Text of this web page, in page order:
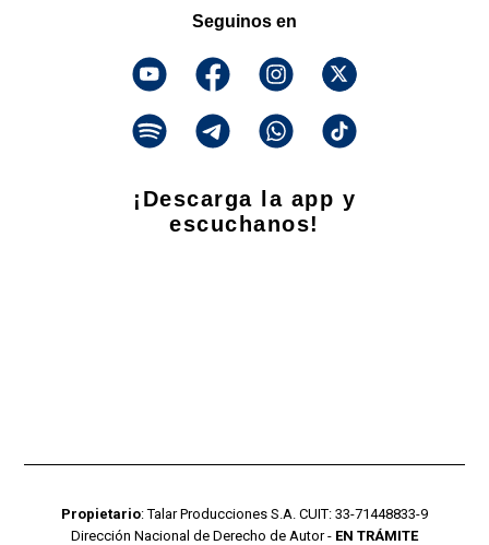
Seguinos en
¡Descarga la app y
escuchanos!
Propietario: Talar Producciones S.A. CUIT: 33-71448833-9
Dirección Nacional de Derecho de Autor - EN TRÁMITE